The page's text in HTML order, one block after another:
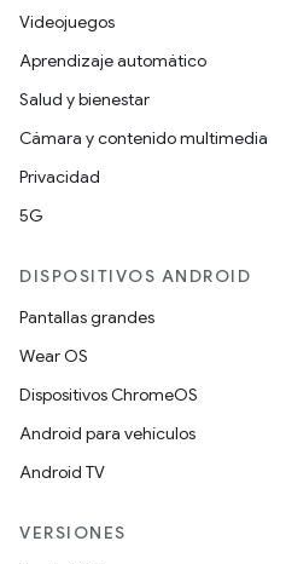
Videojuegos
Aprendizaje automático
Salud y bienestar
Cámara y contenido multimedia
Privacidad
5G
DISPOSITIVOS ANDROID
Pantallas grandes
Wear OS
Dispositivos ChromeOS
Android para vehículos
Android TV
VERSIONES